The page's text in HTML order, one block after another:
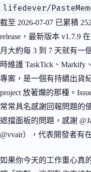
lifedever/
截至 2026-07-07 已累積
release，最新版本 v1.7.9
月大約每 3 到 7 天就有一
時維護 TaskTick、Markify
專案，是一個有持續出貨
project 放著爛的那種。
常常具名感謝回報問題的
遮擋面板的問題，感謝
@vvair），代表開發者有
如果你今天的工作重心真